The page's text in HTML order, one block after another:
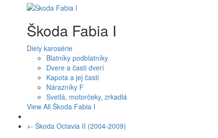
Škoda Fabia I
Diely karosérie
Blatníky podblatníky
Dvere a časti dverí
Kapota a jej časti
Nárazníky F
Svetlá, motorčeky, zrkadlá
View All Škoda Fabia I
+- Škoda Octavia II (2004-2009)